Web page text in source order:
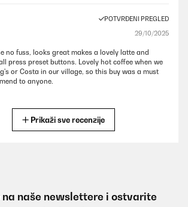
POTVRĐENI PREGLED
29/10/2025
no fuss, looks great makes a lovely latte and
press preset buttons. Lovely hot coffee when we
or Costa in our village, so this buy was a must
to anyone.
Questa macchina per caffè è incredibilmente
e produce un caffè di alta qualità, con dei
Prikaži sve recenzije
naše newslettere i ostvarite